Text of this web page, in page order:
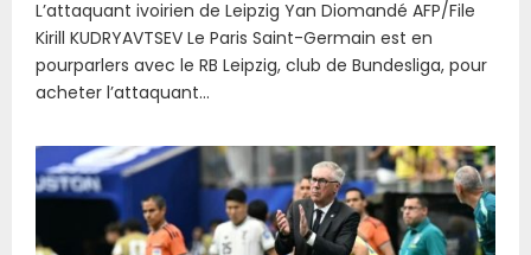
L’attaquant ivoirien de Leipzig Yan Diomandé AFP/File
Kirill KUDRYAVTSEV Le Paris Saint-Germain est en
pourparlers avec le RB Leipzig, club de Bundesliga, pour
acheter l’attaquant...